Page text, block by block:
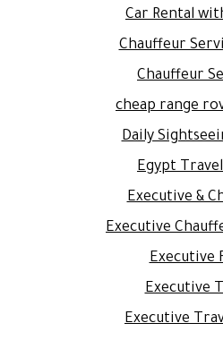
Car Rental
Chauffeur
Chauffeur
cheap range
Daily
Egypt
Executive &
Executive
Executive
Executive
Executive